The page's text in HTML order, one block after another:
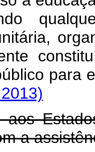
público
aos
a